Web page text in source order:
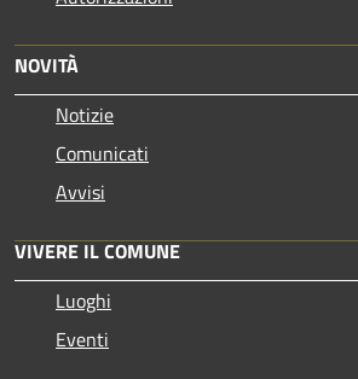
NOVITÀ
Notizie
Comunicati
Avvisi
VIVERE IL COMUNE
Luoghi
Eventi